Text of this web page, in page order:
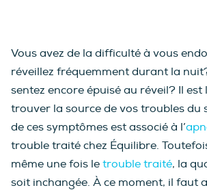
Vous avez de la difficulté à vous
réveillez fréquemment durant la
sentez encore épuisé au réveil? Il est
trouver la source de vos troubles du
de ces symptômes est associé à l’
trouble traité chez Équilibre.
même une fois le trouble traité, la
soit inchangée. À ce moment, il faut